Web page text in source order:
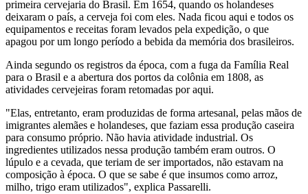
primeira cervejaria do Brasil. Em 1654, quando os holandeses
deixaram o país, a cerveja foi com eles. Nada ficou aqui e todos os
equipamentos e receitas foram levados pela expedição, o que
apagou por um longo período a bebida da memória dos brasileiros.
Ainda segundo os registros da época, com a fuga da Família Real
para o Brasil e a abertura dos portos da colônia em 1808, as
atividades cervejeiras foram retomadas por aqui.
"Elas, entretanto, eram produzidas de forma artesanal, pelas mãos de
imigrantes alemães e holandeses, que faziam essa produção caseira
para consumo próprio. Não havia atividade industrial. Os
ingredientes utilizados nessa produção também eram outros. O
lúpulo e a cevada, que teriam de ser importados, não estavam na
composição à época. O que se sabe é que insumos como arroz,
milho, trigo eram utilizados", explica Passarelli.